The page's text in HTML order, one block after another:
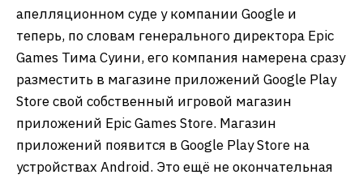
апелляционном суде у компании Google и
теперь, по словам генерального директора Epic
Games Тима Суини, его компания намерена сразу
разместить в магазине приложений Google Play
Store свой собственный игровой магазин
приложений Epic Games Store. Магазин
приложений появится в Google Play Store на
устройствах Android. Это ещё не окончательная